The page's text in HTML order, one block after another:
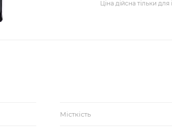
Ціна дійсна тільки
Місткість